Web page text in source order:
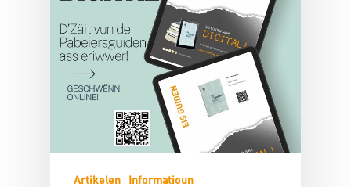
Artikelen Informatioun